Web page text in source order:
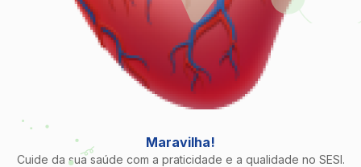
Maravilha!
Cuide da sua saúde com a praticidade e a qualidade no SESI.